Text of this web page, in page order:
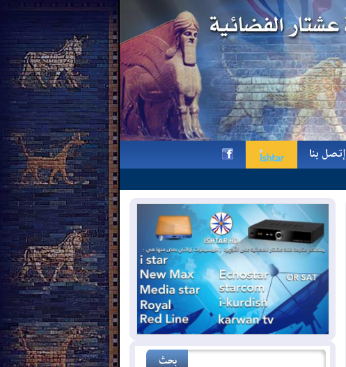
إتصل بنا
وقفة تذكارية لقناة عشتار في
h